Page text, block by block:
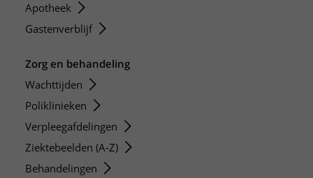
Apotheek
Gastenverblijf
Zorg en behandeling
Wachttijden
Poliklinieken
Verpleegafdelingen
Ziektebeelden (A-Z)
Behandelingen